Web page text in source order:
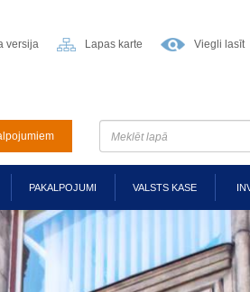
versija Lapas karte Viegli lasīt
PAKALPOJUMI VALSTS KASE